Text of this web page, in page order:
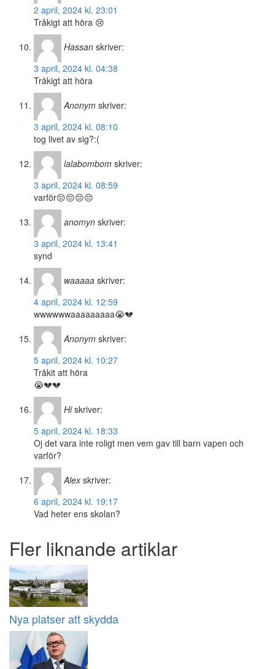
2 april, 2024 kl. 23:01
Tråkigt att höra 😢
Hassan skriver:
3 april, 2024 kl. 04:38
Tråkigt att höra
Anonym skriver:
3 april, 2024 kl. 08:10
tog livet av sig?:(
lalabombom skriver:
3 april, 2024 kl. 08:59
varför😔😔😔😔
anomyn skriver:
3 april, 2024 kl. 13:41
synd
waaaaa skriver:
4 april, 2024 kl. 12:59
wwwwwwaaaaaaaaa😭💔
Anonym skriver:
5 april, 2024 kl. 10:27
Tråkit att höra
😭💔💔
Hi skriver:
5 april, 2024 kl. 18:33
Oj det vara inte roligt men vem gav till barn vapen och
varför?
Alex skriver:
6 april, 2024 kl. 19:17
Vad heter ens skolan?
Fler liknande artiklar
Nya platser att skydda